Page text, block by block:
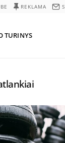
REKLAMA
TURINYS